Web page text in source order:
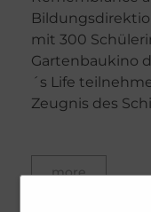
mit 300
Gartenbaukino
´s Life
Zeugnis des
more